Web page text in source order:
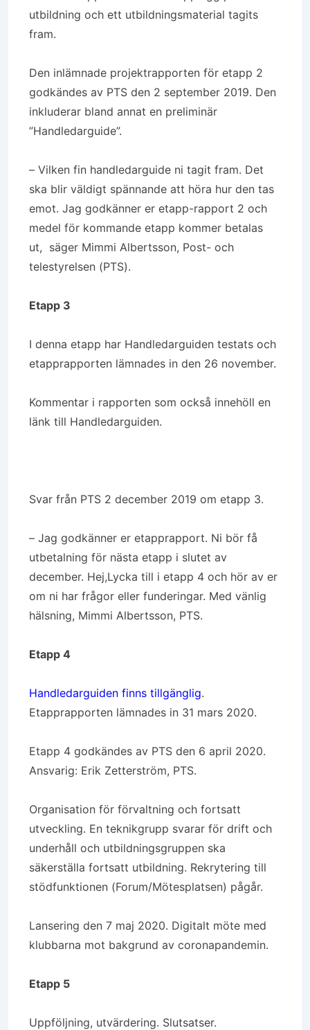
utbildning och ett utbildningsmaterial tagits
fram.
Den inlämnade projektrapporten för etapp 2
godkändes av PTS den 2 september 2019. Den
inkluderar bland annat en preliminär
”Handledarguide”.
– Vilken fin handledarguide ni tagit fram. Det
ska blir väldigt spännande att höra hur den tas
emot. Jag godkänner er etapp-rapport 2 och
medel för kommande etapp kommer betalas
ut, säger Mimmi Albertsson, Post- och
telestyrelsen (PTS).
Etapp 3
I denna etapp har Handledarguiden testats och
etapprapporten lämnades in den 26 november.
Kommentar i rapporten som också innehöll en
länk till Handledarguiden.
Svar från PTS 2 december 2019 om etapp 3.
– Jag godkänner er etapprapport. Ni bör få
utbetalning för nästa etapp i slutet av
december. Hej,Lycka till i etapp 4 och hör av er
om ni har frågor eller funderingar. Med vänlig
hälsning, Mimmi Albertsson, PTS.
Etapp 4
Handledarguiden finns tillgänglig.
Etapprapporten lämnades in 31 mars 2020.
Etapp 4 godkändes av PTS den 6 april 2020.
Ansvarig: Erik Zetterström, PTS.
Organisation för förvaltning och fortsatt
utveckling. En teknikgrupp svarar för drift och
underhåll och utbildningsgruppen ska
säkerställa fortsatt utbildning. Rekrytering till
stödfunktionen (Forum/Mötesplatsen) pågår.
Lansering den 7 maj 2020. Digitalt möte med
klubbarna mot bakgrund av coronapandemin.
Etapp 5
Uppföljning, utvärdering. Slutsatser.